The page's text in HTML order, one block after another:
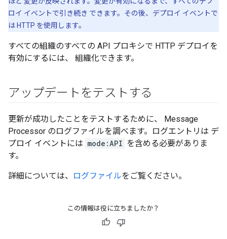
ロイ イベントで引き続き できます。その後、デプロイ イベントで
は HTTP を使用します。
すべての組織のすべての API プロキシで HTTP デプロイを
有効にするには、 組織化できます。
アップデートをテストする
更新が成功したことをテストするために、 Message
Processor のログファイルを調べます。ログエントリは デ
プロイ イベントには mode:API を含める必要がありま
す。
詳細については、 ログファイルをご覧ください。
この情報は役に立ちましたか？